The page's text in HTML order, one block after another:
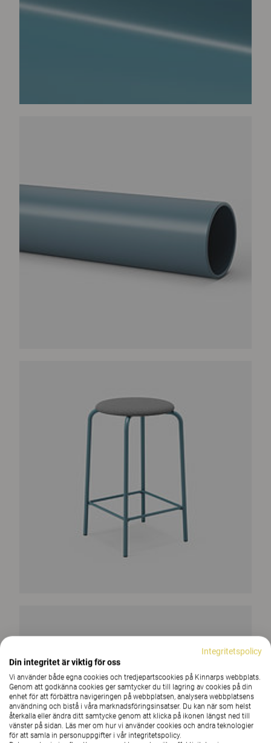
Integritetspolicy
Din integritet är viktig för oss
Vi använder både egna cookies och tredjepartscookies på Kinnarps webbplats.
Genom att godkänna cookies ger samtycker du till lagring av cookies på din
enhet för att förbättra navigeringen på webbplatsen, analysera webbplatsens
användning och bistå i våra marknadsföringsinsatser. Du kan när som helst
återkalla eller ändra ditt samtycke genom att klicka på ikonen längst ned till
vänster på sidan. Läs mer om hur vi använder cookies och andra teknologier
för att samla in personuppgifter i vår integritetspolicy.